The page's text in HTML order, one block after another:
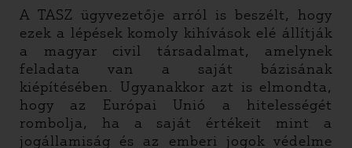
A TASZ ügyvezetője arról is beszélt, hogy
ezek a lépések komoly kihívások elé állítják
a magyar civil társadalmat, amelynek
feladata van a saját bázisának
kiépítésében. Ugyanakkor azt is elmondta,
hogy az Európai Unió a hitelességét
rombolja, ha a saját értékeit mint a
jogállamiság és az emberi jogok védelme